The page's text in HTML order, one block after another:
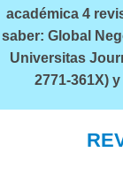
académica 4
saber: Global
Universitas
2771-361X)